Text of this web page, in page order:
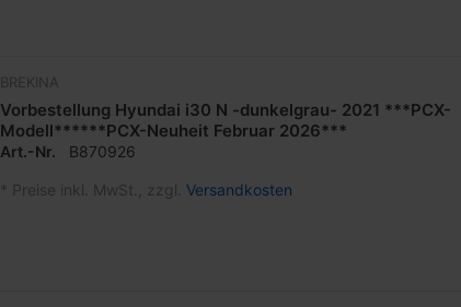
BREKINA
Vorbestellung Hyundai i30 N -dunkelgrau- 2021 ***PCX-
Modell******PCX-Neuheit Februar 2026***
Art.-Nr. B870926
* Preise inkl. MwSt., zzgl. Versandkosten